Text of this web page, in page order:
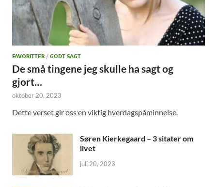
FAVORITTER / GODT SAGT
De små tingene jeg skulle ha sagt og
gjort…
oktober 20, 2023
Dette verset gir oss en viktig hverdagspåminnelse.
Søren Kierkegaard – 3 sitater om
livet
juli 20, 2023